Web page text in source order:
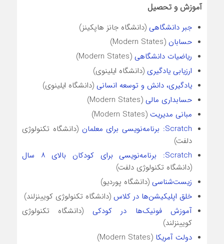
آموزش و تحصیل
جبر دانشگاهی (دانشگاه جانز هاپکینز)
حسابان (Modern States)
ریاضیات دانشگاهی (Modern States)
ارزیابی یادگیری (دانشگاه ایلینوی)
یادگیری، دانش و توسعه انسانی (دانشگاه ایلینوی)
حسابداری مالی (Modern States)
مبانی مدیریت (Modern States)
Scratch: برنامه‌نویسی برای معلمان
(دانشگاه تکنولوژی
دلفت)
Scratch: برنامه‌نویسی برای کودکان بالای ۸ سال
(دانشگاه تکنولوژی دلفت)
زیست‌شناسی (دانشگاه پوردیو)
خلق اپلیکیشن‌ها در کلاس (دانشگاه تکنولوژی کویینزلند)
آموزش فونیک‌ها در کودکی (دانشگاه تکنولوژی
کویینزلند)
دولت آمریکا (Modern States)